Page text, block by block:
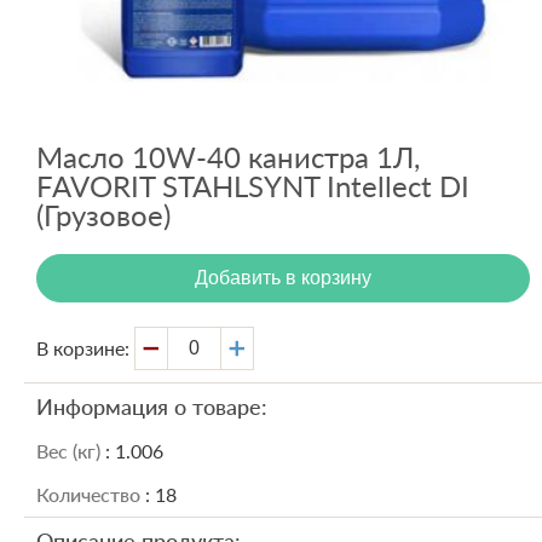
Регистрация
Масло 10W-40 канистра 1Л,
FAVORIT STAHLSYNT Intellect DI
(Грузовое)
Добавить в корзину
В корзине:
Информация о товаре:
Вес (кг) : 1.006
Количество : 18